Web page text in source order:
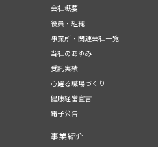
会社概要
役員・組織
事業所・関連会社一覧
当社のあゆみ
受託実績
心躍る職場づくり
健康経営宣言
電子公告
事業紹介